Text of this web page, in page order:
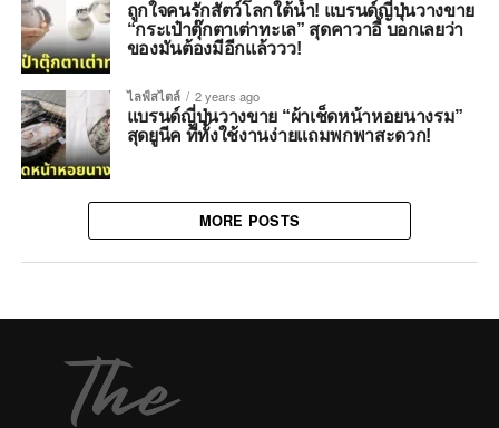
ถูกใจคนรักสัตว์โลกใต้น้ำ! แบรนด์ญี่ปุ่นวางขาย
“กระเป๋าตุ๊กตาเต่าทะเล” สุดคาวาอี้ บอกเลยว่า
ของมันต้องมีอีกแล้ววว!
ไลฟ์สไตล์ 2 years ago
แบรนด์ญี่ปุ่นวางขาย “ผ้าเช็ดหน้าหอยนางรม”
สุดยูนีค ที่ทั้งใช้งานง่ายแถมพกพาสะดวก!
MORE POSTS